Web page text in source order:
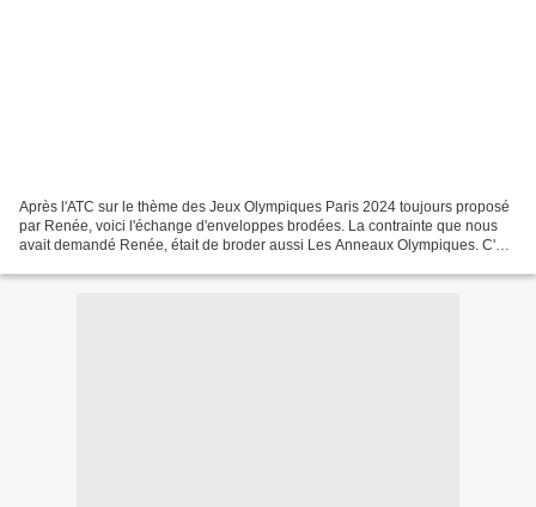
Après l'ATC sur le thème des Jeux Olympiques Paris 2024 toujours proposé
par Renée, voici l'échange d'enveloppes brodées. La contrainte que nous
avait demandé Renée, était de broder aussi Les Anneaux Olympiques. C'est